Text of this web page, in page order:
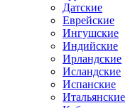
Датские
Еврейские
Ингушские
Индийские
Ирландские
Исландские
Испанские
Итальянские